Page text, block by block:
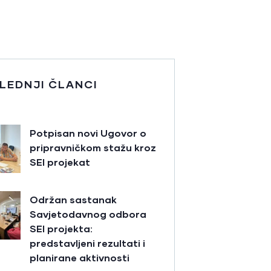
ČLANCI
Potpisan novi Ugovor o
pripravničkom stažu kroz
SEI projekat
Održan sastanak
Savjetodavnog odbora
SEI projekta:
predstavljeni rezultati i
planirane aktivnosti